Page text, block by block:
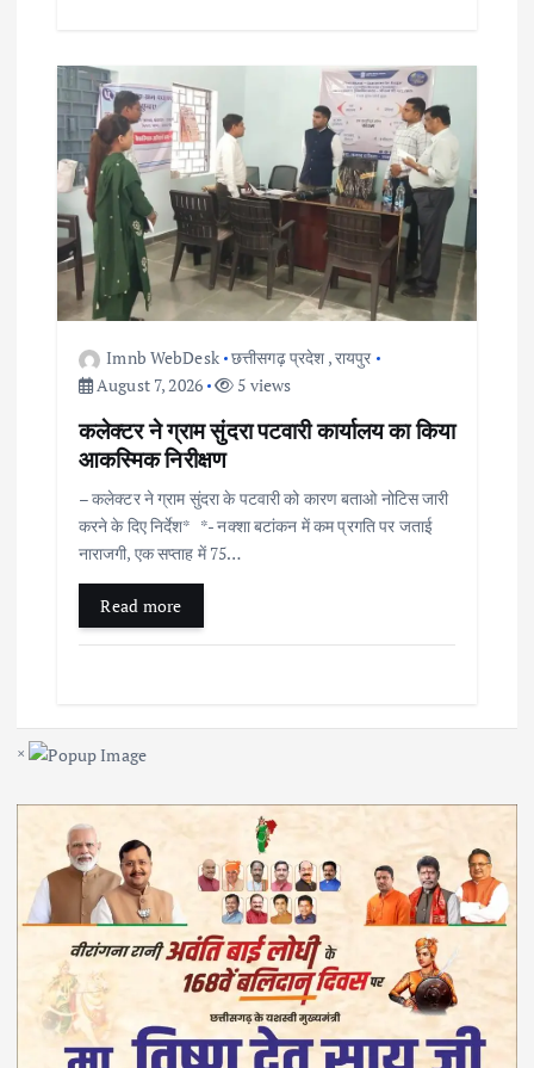
Imnb WebDesk छत्तीसगढ़ प्रदेश ,रायपुर
August 7, 2026
5 views
कलेक्टर ने ग्राम सुंदरा पटवारी कार्यालय का किया
आकस्मिक निरीक्षण
– कलेक्टर ने ग्राम सुंदरा के पटवारी को कारण बताओ नोटिस जारी
करने के दिए निर्देश* *- नक्शा बटांकन में कम प्रगति पर जताई
नाराजगी, एक सप्ताह में 75…
Read more
×